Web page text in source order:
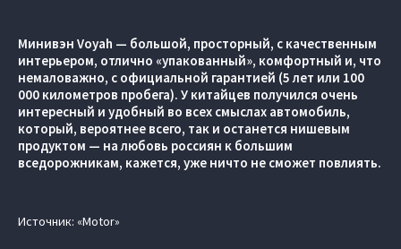
Минивэн Voyah — большой, просторный, с качественным
интерьером, отлично «упакованный», комфортный и, что
немаловажно, с официальной гарантией (5 лет или 100
000 километров пробега). У китайцев получился очень
интересный и удобный во всех смыслах автомобиль,
который, вероятнее всего, так и останется нишевым
продуктом — на любовь россиян к большим
вседорожникам, кажется, уже ничто не сможет повлиять.
Источник: «Motor»